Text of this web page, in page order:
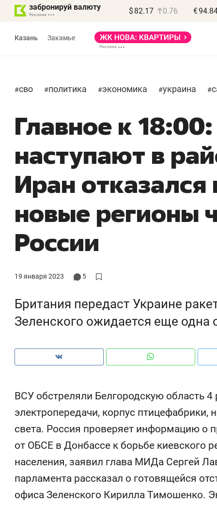
забронируй валюту $ 82.17 0.76 €
Казань Закамье
#сво #политика #экономика #украина #
Главное к
наступают в
Иран отказался
новые регионы
России
19 января 2023 5
Британия передаст Украине
Зеленского ожидается еще одна
ВСУ обстреляли Белгородскую область
электропередачи, корпус птицефабрики,
света. Россия проверяет информацию о
от ОБСЕ в Донбассе к борьбе киевского
населения, заявил глава МИДа Сергей
парламента рассказал о готовящейся
офиса Зеленского Кирилла Тимошенко.
Рекомендуем
Опыт выживания в дикой
природе, работа
с ментальным и физическим
состоянием как основа
антихрупких команд
Рекомендуем
Мексика,
и вагон с
в